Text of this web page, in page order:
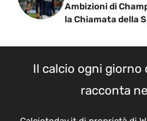
Ambizioni di
la Chiamata della
Il calcio ogni giorno
racconta